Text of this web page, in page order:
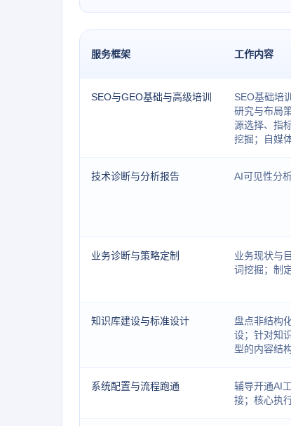
服务框架 工作内容
SEO与GEO基础与高级培训
SEO基础培
研究与布局
源选择、指
挖掘；自媒
技术诊断与分析报告 AI可见性分
业务诊断与策略定制
业务现状与
词挖掘；制
知识库建设与标准设计
盘点非结构
设；针对知
型的内容结构
系统配置与流程跑通
辅导开通AI
接；核心执